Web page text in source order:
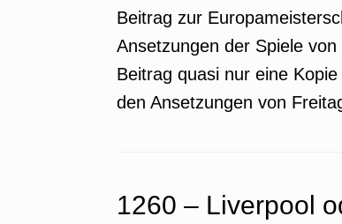
Beitrag zur
Ansetzungen der Spiele
Beitrag quasi nur eine
den Ansetzungen von
1260 – Liverpool